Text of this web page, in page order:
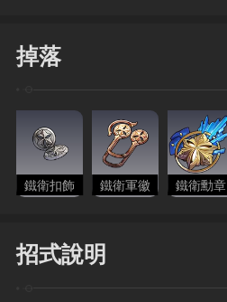
掉落
鐵衛扣飾 鐵衛軍徽 鐵衛勳章
招式說明